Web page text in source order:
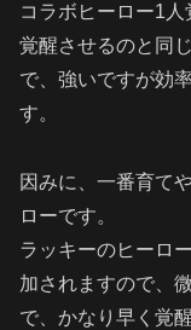
コラボヒーロー1
覚醒させるのと同
で、強いですが効
す。
因みに、一番育て
ローです。
ラッキーのヒーロ
加されますので、
で、かなり早く覚